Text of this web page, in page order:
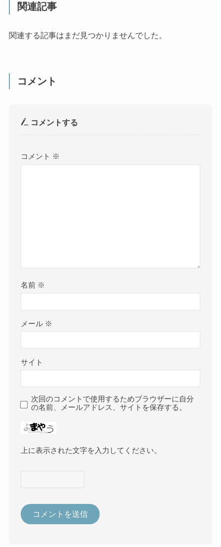
関連記事
関連する記事はまだ見つかりませんでした。
コメント
コメントする
コメント ※
名前 ※
メール ※
サイト
次回のコメントで使用するためブラウザーに自分
の名前、メールアドレス、サイトを保存する。
上に表示された文字を入力してください。